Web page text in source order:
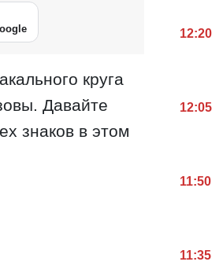
круга
Давайте
знаков в этом
12:20
12:05
11:50
11:35